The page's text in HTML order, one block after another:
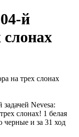
й
слонах
Nevesa:
слонах! 1 белая
черные и за 31 ход